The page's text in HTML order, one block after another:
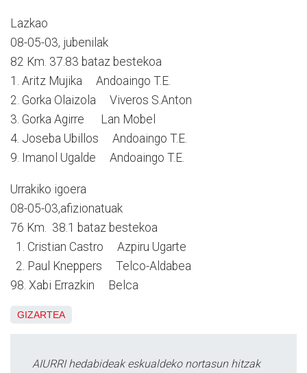
Lazkao
08-05-03, jubenilak
82 Km. 37.83 bataz bestekoa
1. Aritz Mujika Andoaingo T.E.
2. Gorka Olaizola Viveros S.Anton
3. Gorka Agirre Lan Mobel
4. Joseba Ubillos Andoaingo T.E.
9. Imanol Ugalde Andoaingo T.E.
Urrakiko igoera
08-05-03,afizionatuak
76 Km. 38.1 bataz bestekoa
1. Cristian Castro Azpiru Ugarte
2. Paul Kneppers Telco-Aldabea
98. Xabi Errazkin Belca
GIZARTEA
AIURRI hedabideak eskualdeko nortasun hitzak